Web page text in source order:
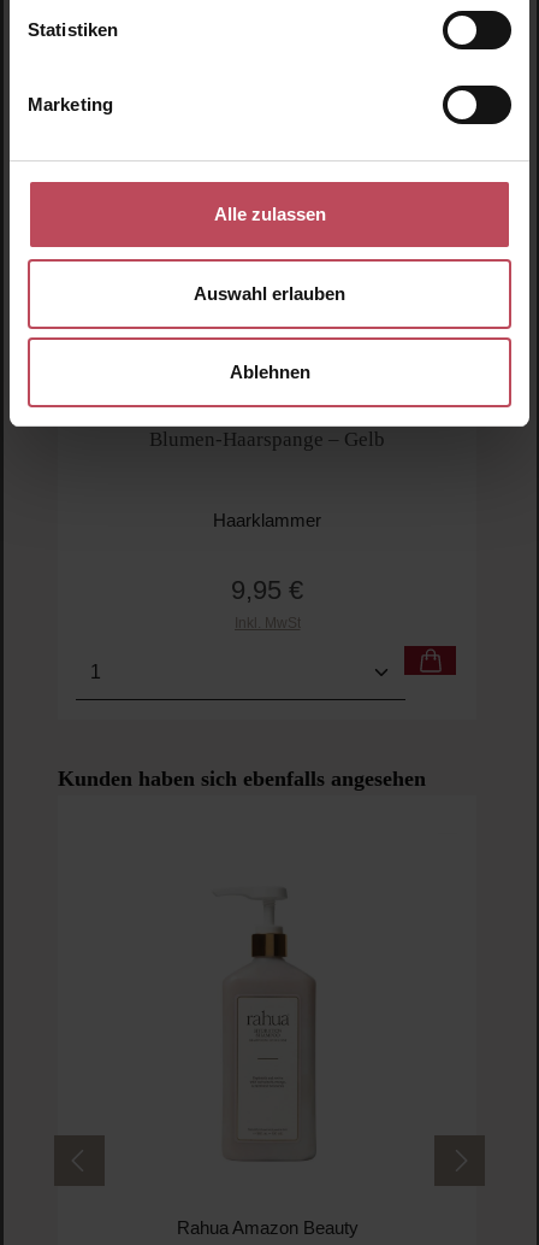
Statistiken
Marketing
Alle zulassen
Auswahl erlauben
Ablehnen
Look Beautiful Products
Blumen-Haarspange – Gelb
Haarklammer
Regulärer Preis:
9,95 €
Inkl. MwSt
Produkt Anzahl: Gib den gewünschten Wert
Produktgalerie überspringen
Kunden haben sich ebenfalls angesehen
Rahua Amazon Beauty